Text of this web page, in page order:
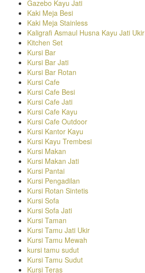
Gazebo Kayu Jati
Kaki Meja Besi
Kaki Meja Stainless
Kaligrafi Asmaul Husna Kayu Jati Ukir
Kitchen Set
Kursi Bar
Kursi Bar Jati
Kursi Bar Rotan
Kursi Cafe
Kursi Cafe Besi
Kursi Cafe Jati
Kursi Cafe Kayu
Kursi Cafe Outdoor
Kursi Kantor Kayu
Kursi Kayu Trembesi
Kursi Makan
Kursi Makan Jati
Kursi Pantai
Kursi Pengadilan
Kursi Rotan Sintetis
Kursi Sofa
Kursi Sofa Jati
Kursi Taman
Kursi Tamu Jati Ukir
Kursi Tamu Mewah
kursi tamu sudut
Kursi Tamu Sudut
Kursi Teras